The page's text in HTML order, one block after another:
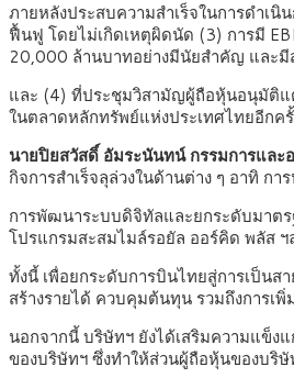
ภายหลังประสบความสำเร็จในการดำเ
ฟื้นฟู โดยไม่เกิดเหตุผิดนัด (3) การมี
20,000 ล้านบาทอย่างมีนัยสำคัญ และมี
และ (4) ที่ประชุมวิสามัญผู้ถือหุ้นอนุมัติแ
ในตลาดหลักทรัพย์แห่งประเทศไทยอีกค
นายปิยสวัสดิ์ อัมระนันทน์ กรรมการแล
กิจการสำเร็จลุล่วงในด้านต่าง ๆ อาทิ ก
การพัฒนาระบบดิจิทัลและยกระดับมาตร
โปรแกรมสะสมไมล์รอยัล ออร์คิด พลัส ฯ
ทั้งนี้ เพื่อยกระดับการบินไทยสู่การเป็นส
สร้างรายได้ ควบคุมต้นทุน รวมถึงการเ
นอกจากนี้ บริษัทฯ ยังได้เสริมความแข็ง
ของบริษัทฯ ซึ่งทำให้ส่วนผู้ถือหุ้นของบ